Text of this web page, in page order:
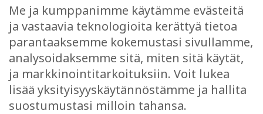
OSTOKSET
JUHLI JA KOKOUSTA
EVÄSTEASETUKSET
Me ja kumppanimme käytämme evästeitä
ja vastaavia teknologioita kerättyä tietoa
parantaaksemme kokemustasi sivullamme,
analysoidaksemme sitä, miten sitä käytät,
ja markkinointitarkoituksiin. Voit lukea
lisää yksityisyyskäytännöstämme ja hallita
suostumustasi milloin tahansa.